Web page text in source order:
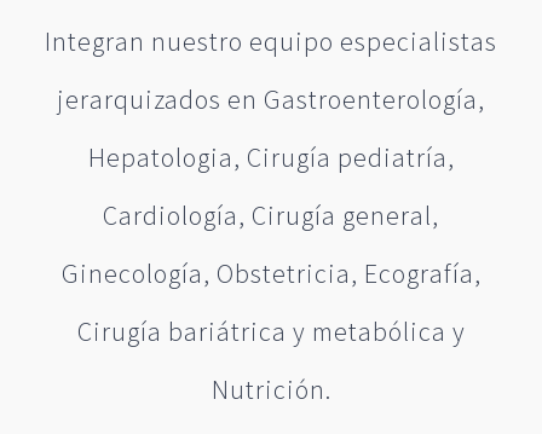
Integran nuestro equipo especialistas
jerarquizados en Gastroenterología,
Hepatologia, Cirugía pediatría,
Cardiología, Cirugía general,
Ginecología, Obstetricia, Ecografía,
Cirugía bariátrica y metabólica y
Nutrición.